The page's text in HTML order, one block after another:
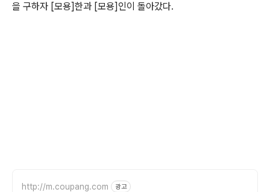
을 구하자 [모용]한과 [모용]인이 돌아갔다.
http://m.coupang.com 광고